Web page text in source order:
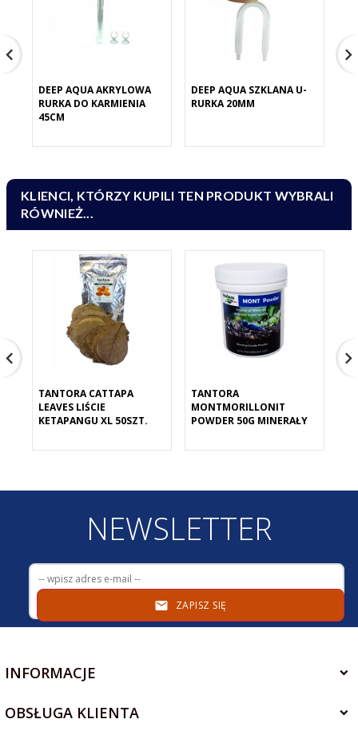
DEEP AQUA AKRYLOWA
RURKA DO KARMIENIA
45CM
DEEP AQUA SZKLANA U-
RURKA 20MM
KLIENCI, KTÓRZY KUPILI TEN PRODUKT WYBRALI
RÓWNIEŻ...
TANTORA CATTAPA
LEAVES LIŚCIE
KETAPANGU XL 50SZT.
TANTORA
MONTMORILLONIT
POWDER 50G MINERAŁY
NEWSLETTER
ZAPISZ SIĘ
INFORMACJE
OBSŁUGA KLIENTA